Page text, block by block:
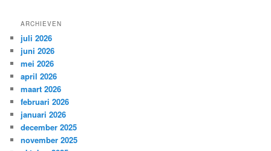
ARCHIEVEN
juli 2026
juni 2026
mei 2026
april 2026
maart 2026
februari 2026
januari 2026
december 2025
november 2025